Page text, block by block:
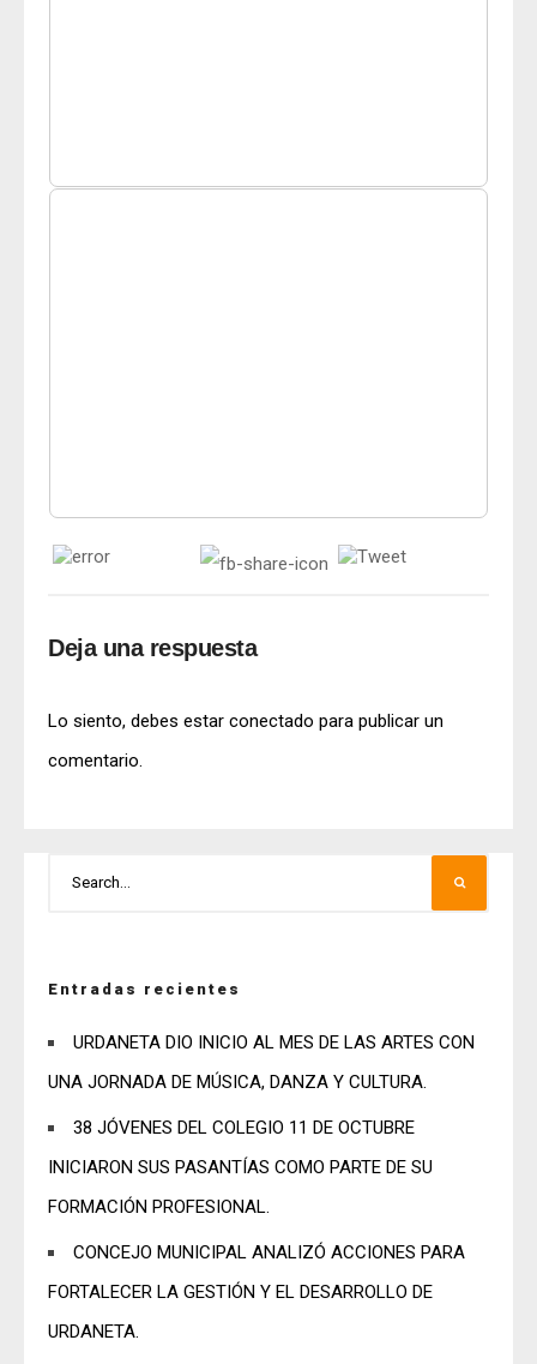
Deja una respuesta
Lo siento, debes estar conectado para publicar un
comentario.
Entradas recientes
URDANETA DIO INICIO AL MES DE LAS ARTES CON
UNA JORNADA DE MÚSICA, DANZA Y CULTURA.
38 JÓVENES DEL COLEGIO 11 DE OCTUBRE
INICIARON SUS PASANTÍAS COMO PARTE DE SU
FORMACIÓN PROFESIONAL.
CONCEJO MUNICIPAL ANALIZÓ ACCIONES PARA
FORTALECER LA GESTIÓN Y EL DESARROLLO DE
URDANETA.